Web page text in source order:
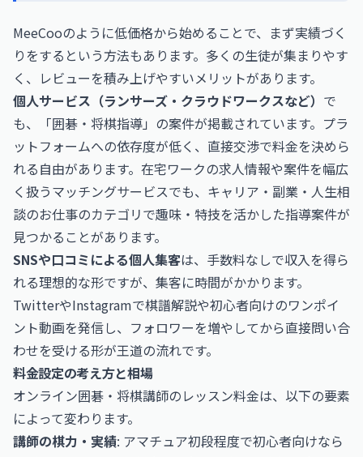
MeeCooのように低価格から始めることで、まず実績づく
りをするという方法もあります。多くの生徒が集まりやす
く、レビューを積み上げやすいメリットがあります。
個人サービス（ランサーズ・クラウドワークスなど） で
も、「囲碁・将棋指導」の案件が掲載されています。プラ
ットフォームへの依存度が低く、直接交渉で料金を決めら
れる自由があります。在宅ワークの求人情報や案件を幅広
く扱うマッチングサービスでも、 キャリア・副業・人生相
談のお仕事のカテゴリで趣味・特技を活かした指導案件が
見つかることがあります。
SNSや口コミによる個人集客は、手数料なしで収入を得ら
れる理想的な形ですが、集客に時間がかかります。
TwitterやInstagramで棋譜解説や初心者向けのワンポイ
ント動画を発信し、フォロワーを増やしてから直接問い合
わせを受ける形が王道の流れです。
料金設定の考え方と相場
オンライン囲碁・将棋講師のレッスン料金は、以下の要素
によって変わります。
講師の棋力・実績: アマチュア初段程度で初心者向けなら